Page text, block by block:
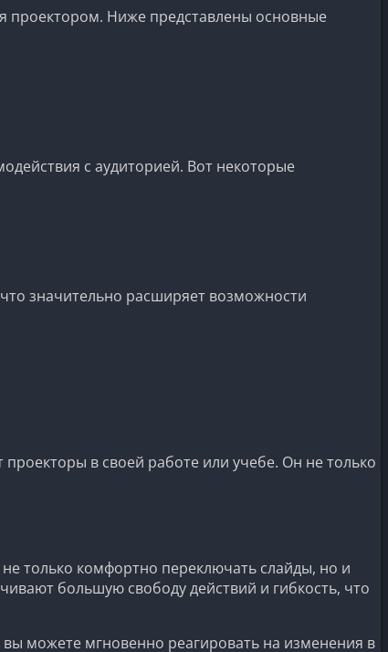
проектором. Ниже представлены основные
с аудиторией. Вот некоторые
значительно расширяет возможности
в своей работе или учебе. Он не только
только комфортно переключать слайды, но и
большую свободу действий и гибкость, что
можете мгновенно реагировать на изменения в